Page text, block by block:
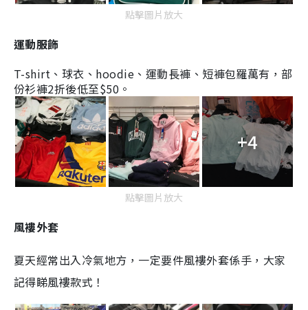
點擊圖片放大
運動服飾
T-shirt、球衣、hoodie、運動長褲、短褲包羅萬有，部
份衫褲2折後低至$50。
+4
點擊圖片放大
風褸外套
夏天經常出入冷氣地方，一定要件風褸外套係手，大家
記得睇風褸款式！